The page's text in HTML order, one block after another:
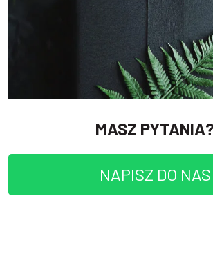
MASZ PYTANIA?
NAPISZ DO NAS